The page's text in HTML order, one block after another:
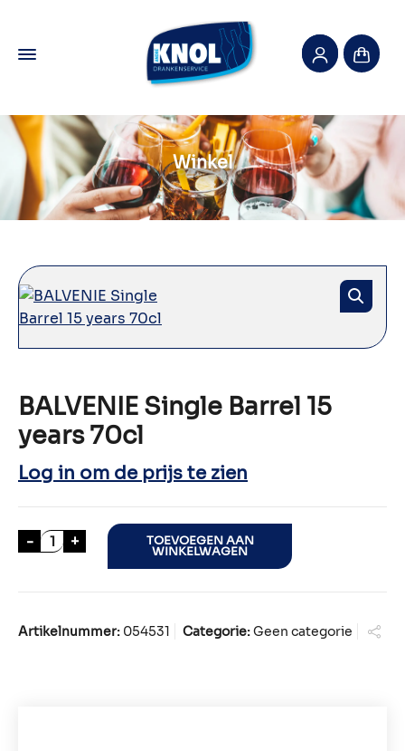
Winkel
BALVENIE Single Barrel 15
years 70cl
Log in om de prijs te zien
- BALVENIE Single Barrel 15 years 70cl aantal
+ TOEVOEGEN AAN
WINKELWAGEN
Artikelnummer: 054531 Categorie:Geen categorie